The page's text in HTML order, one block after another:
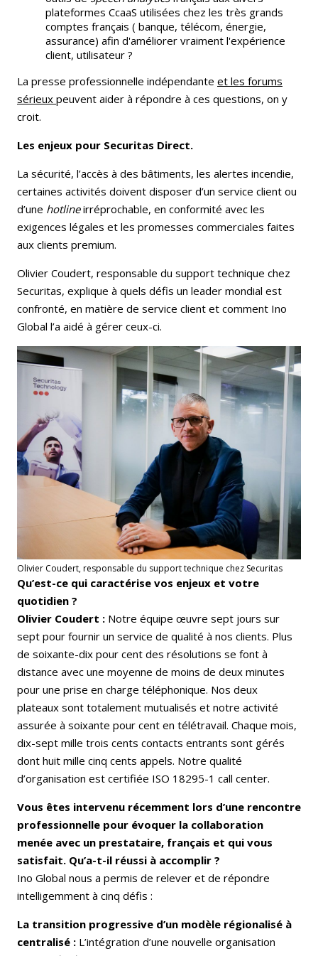
plateformes CcaaS utilisées chez les très grands
comptes français ( banque, télécom, énergie,
assurance) afin d'améliorer vraiment l'expérience
client, utilisateur ?
La presse professionnelle indépendante et les forums
sérieux peuvent aider à répondre à ces questions, on y
croit.
Les enjeux pour Securitas Direct.
La sécurité, l’accès à des bâtiments, les alertes incendie,
certaines activités doivent disposer d’un service client ou
d’une hotlineirréprochable, en conformité avec les
exigences légales et les promesses commerciales faites
aux clients premium.
Olivier Coudert, responsable du support technique chez
Securitas, explique à quels défis un leader mondial est
confronté, en matière de service client et comment Ino
Global l’a aidé à gérer ceux-ci.
Olivier Coudert, responsable du support technique chez Securitas
Qu’est-ce qui caractérise vos enjeux et votre
quotidien ?
Olivier Coudert : Notre équipe œuvre sept jours sur
sept pour fournir un service de qualité à nos clients. Plus
de soixante-dix pour cent des résolutions se font à
distance avec une moyenne de moins de deux minutes
pour une prise en charge téléphonique. Nos deux
plateaux sont totalement mutualisés et notre activité
assurée à soixante pour cent en télétravail. Chaque mois,
dix-sept mille trois cents contacts entrants sont gérés
dont huit mille cinq cents appels. Notre qualité
d’organisation est certifiée ISO 18295-1 call center.
Vous êtes intervenu récemment lors d’une rencontre
professionnelle pour évoquer la collaboration
menée avec un prestataire, français et qui vous
satisfait. Qu’a-t-il réussi à accomplir ?
Ino Global nous a permis de relever et de répondre
intelligemment à cinq défis :
La transition progressive d’un modèle régionalisé à
centralisé : L’intégration d’une nouvelle organisation